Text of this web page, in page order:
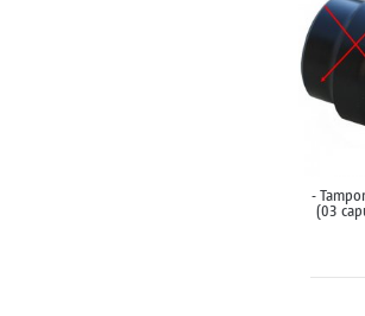
-
(03